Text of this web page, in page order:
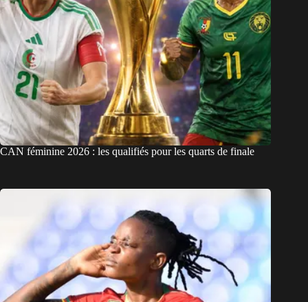
CAN féminine 2026 : les qualifiés pour les quarts de finale